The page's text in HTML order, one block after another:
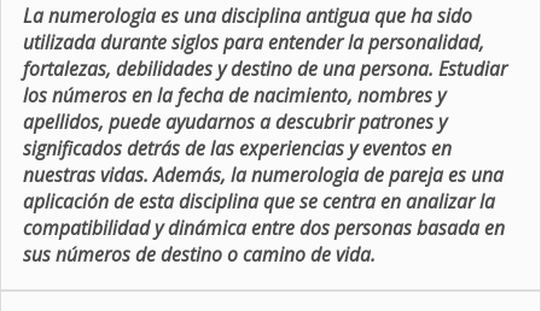
La numerologia es una disciplina antigua que ha sido
utilizada durante siglos para entender la personalidad,
fortalezas, debilidades y destino de una persona. Estudiar
los números en la fecha de nacimiento, nombres y
apellidos, puede ayudarnos a descubrir patrones y
significados detrás de las experiencias y eventos en
nuestras vidas. Además, la numerologia de pareja es una
aplicación de esta disciplina que se centra en analizar la
compatibilidad y dinámica entre dos personas basada en
sus números de destino o camino de vida.